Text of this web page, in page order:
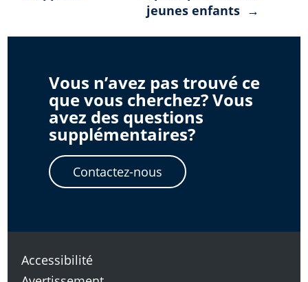
l'article
jeunes enfants →
Vous n’avez pas trouvé ce
que vous cherchez? Vous
avez des questions
supplémentaires?
Contactez-nous
Accessibilité